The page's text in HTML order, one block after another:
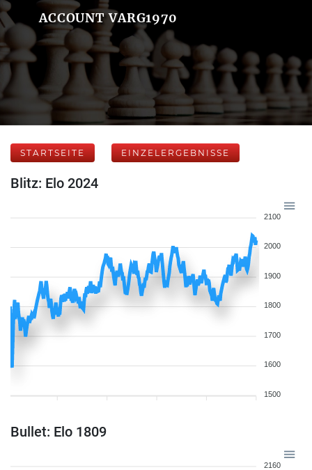
ACCOUNT VARG1970
STARTSEITE EINZELERGEBNISSE
Blitz: Elo 2024
2100
2000
1900
1800
1700
1600
1500
Bullet: Elo 1809
2160